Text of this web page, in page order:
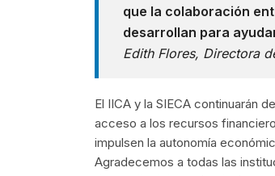
que la colaboración
desarrollan para
Edith Flores, Directora
El IICA y la SIECA continuarán
acceso a los recursos
impulsen la autonomía
Agradecemos a todas las